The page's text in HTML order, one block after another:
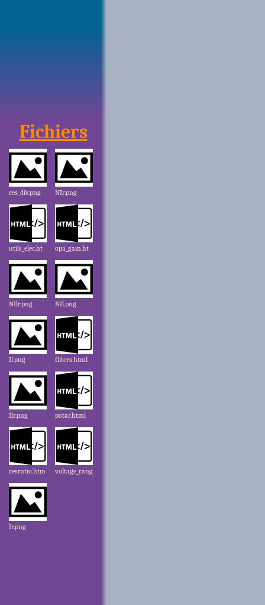
Fichiers
res_div.png NIr.png
utils_elec.ht
opa_gain.ht
NIlr.png NIl.png
Il.png filters.html
Ilr.png potar.html
resratio.htm
voltage_rang
Ir.png